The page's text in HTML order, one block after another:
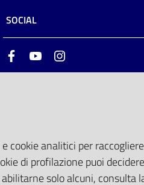
SOCIAL
FacebookYoutube
cookie analitici per raccogliere
di profilazione puoi
solo alcuni, consulta